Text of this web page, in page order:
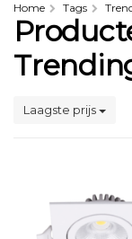
Home Tags
Laagste prijs